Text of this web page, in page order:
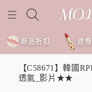
新品折扣 遮
【C58671】韓國
透氣_影片★★